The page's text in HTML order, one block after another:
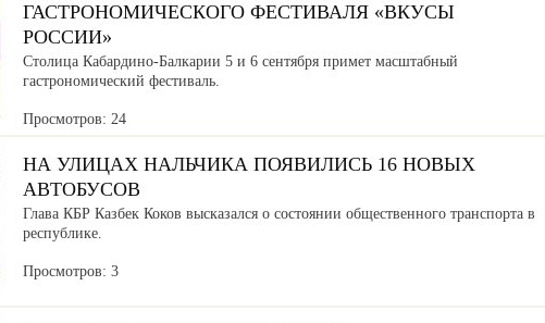
ГАСТРОНОМИЧЕСКОГО ФЕСТИВАЛЯ «ВКУСЫ
РОССИИ»
Столица Кабардино-Балкарии 5 и 6 сентября примет масштабный
гастрономический фестиваль.
Просмотров: 24
НА УЛИЦАХ НАЛЬЧИКА ПОЯВИЛИСЬ 16 НОВЫХ
АВТОБУСОВ
Глава КБР Казбек Коков высказался о состоянии общественного транспорта в
республике.
Просмотров: 3